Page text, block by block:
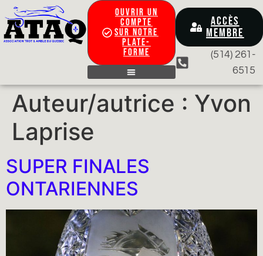
OUVRIR UN
COMPTE
SUR NOTRE
PLATE-
FORME
ACCÈS
MEMBRE
(514) 261-
6515
Auteur/autrice : Yvon
Laprise
SUPER FINALES
ONTARIENNES